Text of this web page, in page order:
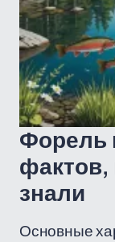
Форель
фактов,
знали
Основные